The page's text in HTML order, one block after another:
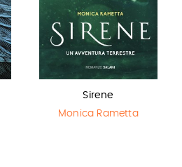
Sirene
Monica Rametta